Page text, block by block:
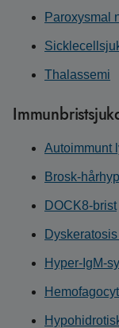
Paroxysmal
Thalassemi
Autoimmunt
Brosk-
DOCK8-brist
Hyper-IgM-